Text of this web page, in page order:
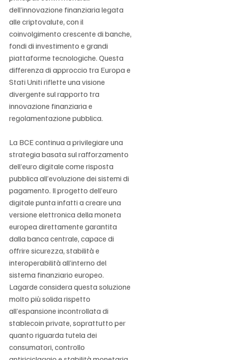
dell’innovazione finanziaria legata
alle criptovalute, con il
coinvolgimento crescente di banche,
fondi di investimento e grandi
piattaforme tecnologiche. Questa
differenza di approccio tra Europa e
Stati Uniti riflette una visione
divergente sul rapporto tra
innovazione finanziaria e
regolamentazione pubblica.
La BCE continua a privilegiare una
strategia basata sul rafforzamento
dell’euro digitale come risposta
pubblica all’evoluzione dei sistemi di
pagamento. Il progetto dell’euro
digitale punta infatti a creare una
versione elettronica della moneta
europea direttamente garantita
dalla banca centrale, capace di
offrire sicurezza, stabilità e
interoperabilità all’interno del
sistema finanziario europeo.
Lagarde considera questa soluzione
molto più solida rispetto
all’espansione incontrollata di
stablecoin private, soprattutto per
quanto riguarda tutela dei
consumatori, controllo